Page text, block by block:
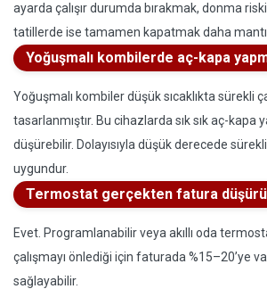
ayarda çalışır durumda bırakmak, donma
tatillerde ise tamamen kapatmak daha
Yoğuşmalı kombilerde aç-kapa
Yoğuşmalı kombiler düşük sıcaklıkta sürekli
tasarlanmıştır. Bu cihazlarda sık sık aç-kapa
düşürebilir. Dolayısıyla düşük derecede
uygundur.
Termostat gerçekten fatura
Evet. Programlanabilir veya akıllı oda
çalışmayı önlediği için faturada %15–20’ye
sağlayabilir.